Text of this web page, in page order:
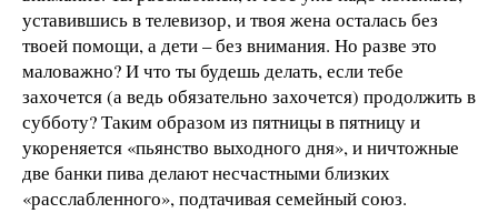
уставившись в телевизор, и твоя жена осталась без
твоей помощи, а дети – без внимания. Но разве это
маловажно? И что ты будешь делать, если тебе
захочется (а ведь обязательно захочется) продолжить в
субботу? Таким образом из пятницы в пятницу и
укореняется «пьянство выходного дня», и ничтожные
две банки пива делают несчастными близких
«расслабленного», подтачивая семейный союз.